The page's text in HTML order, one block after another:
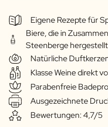
Eigene Rezepte für
Biere, die in
Steenberge
Natürliche
Klasse Weine direkt
Parabenfreie
Ausgezeichnete
Bewertungen: 4,7/5